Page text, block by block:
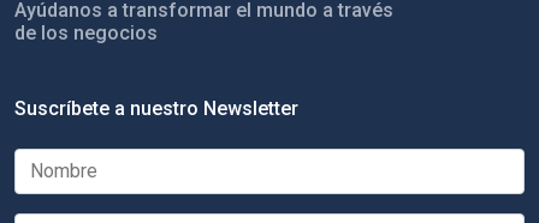
Ayúdanos a transformar el mundo a través
de los negocios
Suscríbete a nuestro Newsletter